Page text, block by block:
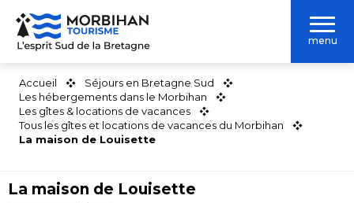
Aller
contenu
menu
Accueil
Séjours en Bretagne Sud
Les hébergements dans le Morbihan
Les gîtes & locations de vacances
Tous les gîtes et locations de vacances du Morbihan
La maison de Louisette
La maison de Louisette